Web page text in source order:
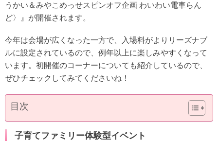
うかい＆みやこめっせスピンオフ企画 わいわい電車らん
ど〉』が開催されます。
今年は会場が広くなった一方で、入場料がよりリーズナブ
ルに設定されているので、例年以上に楽しみやすくなって
います。初開催のコーナーについても紹介しているので、
ぜひチェックしてみてくださいね！
目次
子育てファミリー体験型イベント